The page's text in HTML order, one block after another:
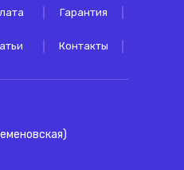
Гарантия
Контакты